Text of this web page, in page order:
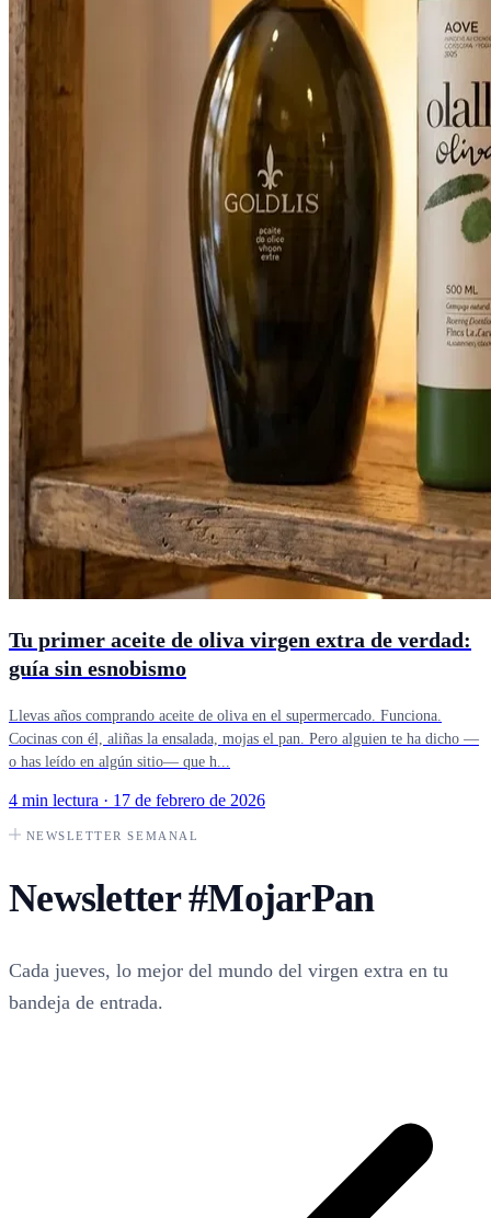
Tu primer aceite de oliva virgen extra de verdad:
guía sin esnobismo
Llevas años comprando aceite de oliva en el supermercado. Funciona.
Cocinas con él, aliñas la ensalada, mojas el pan. Pero alguien te ha dicho —
o has leído en algún sitio— que h...
4 min lectura · 17 de febrero de 2026
NEWSLETTER SEMANAL
Newsletter#MojarPan
Cada jueves, lo mejor del mundo del virgen extra en tu
bandeja de entrada.